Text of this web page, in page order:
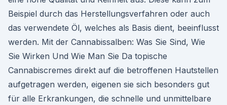
Beispiel durch das Herstellungsverfahren oder auch
das verwendete Öl, welches als Basis dient, beeinflusst
werden. Mit der Cannabissalben: Was Sie Sind, Wie
Sie Wirken Und Wie Man Sie Da topische
Cannabiscremes direkt auf die betroffenen Hautstellen
aufgetragen werden, eigenen sie sich besonders gut
für alle Erkrankungen, die schnelle und unmittelbare